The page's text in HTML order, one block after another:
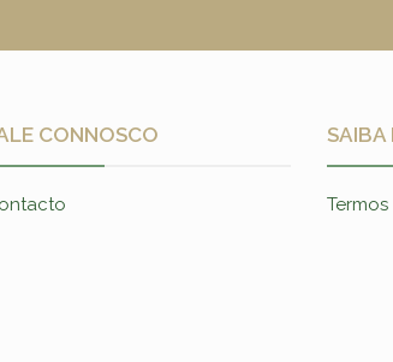
CONNOSCO SAIBA